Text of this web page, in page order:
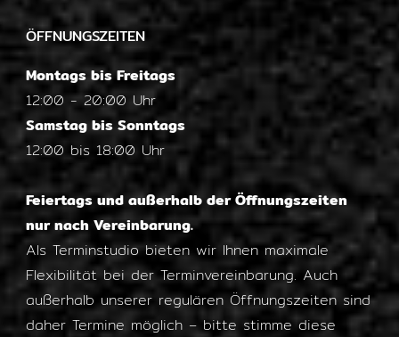
ÖFFNUNGSZEITEN
Montags bis Freitags
12:00 - 20:00 Uhr
Samstag bis Sonntags
12:00 bis 18:00 Uhr
Feiertags und außerhalb der Öffnungszeiten
nur nach Vereinbarung.
Als Terminstudio bieten wir Ihnen maximale
Flexibilität bei der Terminvereinbarung. Auch
außerhalb unserer regulären Öffnungszeiten sind
daher Termine möglich – bitte stimme diese